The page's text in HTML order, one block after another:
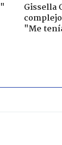
Gissella
"Me